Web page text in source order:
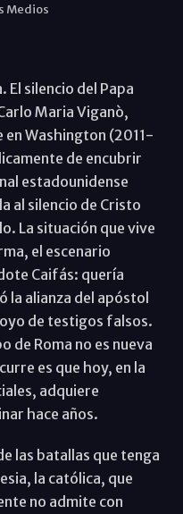
Medios
El silencio del Papa
Maria Viganò,
en Washington (2011-
de encubrir
estadounidense
al silencio de Cristo
La situación que vive
el escenario
Caifás: quería
la alianza del apóstol
de testigos falsos.
de Roma no es nueva
es que hoy, en la
adquiere
hace años.
las batallas que tenga
la católica, que
no admite con